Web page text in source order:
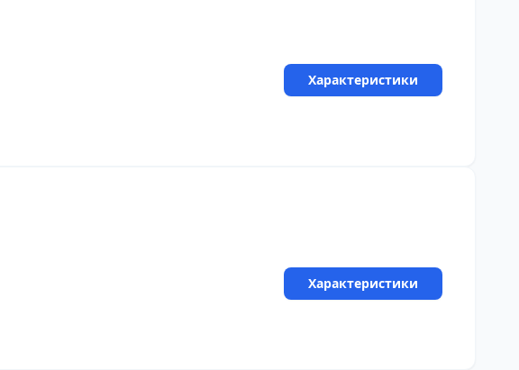
Характеристики
Характеристики